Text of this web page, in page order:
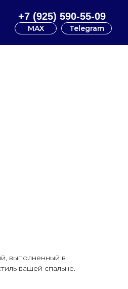
+7 (925) 590-55-09
MAX Telegram
выполненный в
вашей спальне.